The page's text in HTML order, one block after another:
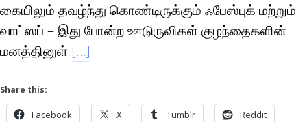
கையிலும் தவழ்ந்து கொண்டிருக்கும் ஃபேஸ்புக் மற்றும்
வாட்ஸப் – இது போன்ற ஊடுருவிகள் குழந்தைகளின்
மனத்தினுள் […]
Share this:
Facebook X Tumblr Reddit